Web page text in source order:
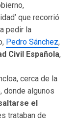
que recorrió
pedir la
Pedro Sánchez,
Civil Española,
cerca de la
donde algunos
el
trataban de